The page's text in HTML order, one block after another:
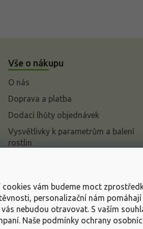
vám budeme moct
personalizační nám
nebudou otravovat. S vaším
Naše podmínky ochrany
Vše o nákupu
O nás
Doprava a platba
Dodací lhůty objednávek
Vysvětlivky k parametrům a balení
rostlin
Informace o ochraně osobních
údajů
Obchodní podmínky